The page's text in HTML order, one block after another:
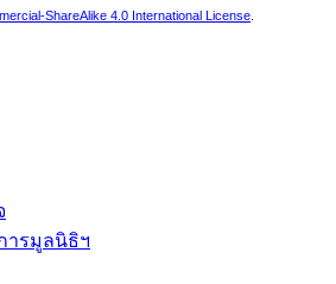
ShareAlike 4.0 International License
ารมูลนิธิฯ